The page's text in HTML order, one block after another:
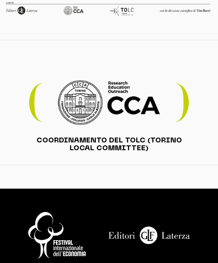
COORDINAMENTO DEL TOLC (TORINO
LOCAL COMMITTEE)